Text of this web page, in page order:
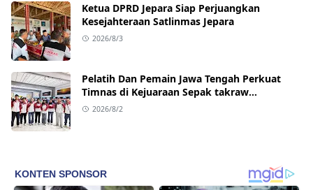
Ketua DPRD Jepara Siap Perjuangkan
Kesejahteraan Satlinmas Jepara
2026/8/3
Pelatih Dan Pemain Jawa Tengah Perkuat
Timnas di Kejuaraan Sepak takraw
Internasional
2026/8/2